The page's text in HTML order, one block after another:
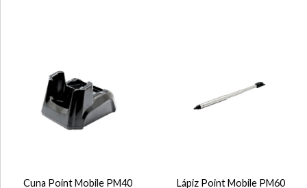
Cuna Point Mobile PM40 Lápiz Point Mobile PM60